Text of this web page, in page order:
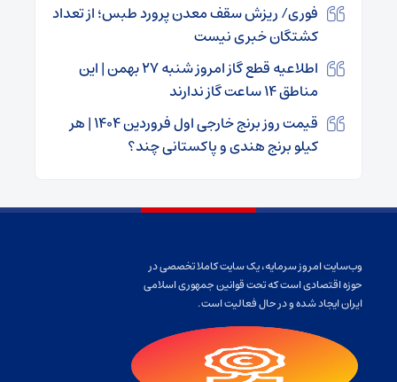
فوری/ ریزش سقف معدن پرورد طبس؛ از تعداد
کشتگان خبری نیست
اطلاعیه قطع گاز امروز شنبه ۲۷ بهمن | این
مناطق ۱۴ ساعت گاز ندارند
قیمت روز برنج خارجی اول فروردین ۱۴۰۴ | هر
کیلو برنج هندی و پاکستانی چند؟
وب‌سایت امروز سرمایه، یک سایت کاملا تخصصی در
حوزه اقتصادی است که تحت قوانین جمهوری اسلامی
ایران ایجاد شده و در حال فعالیت است.